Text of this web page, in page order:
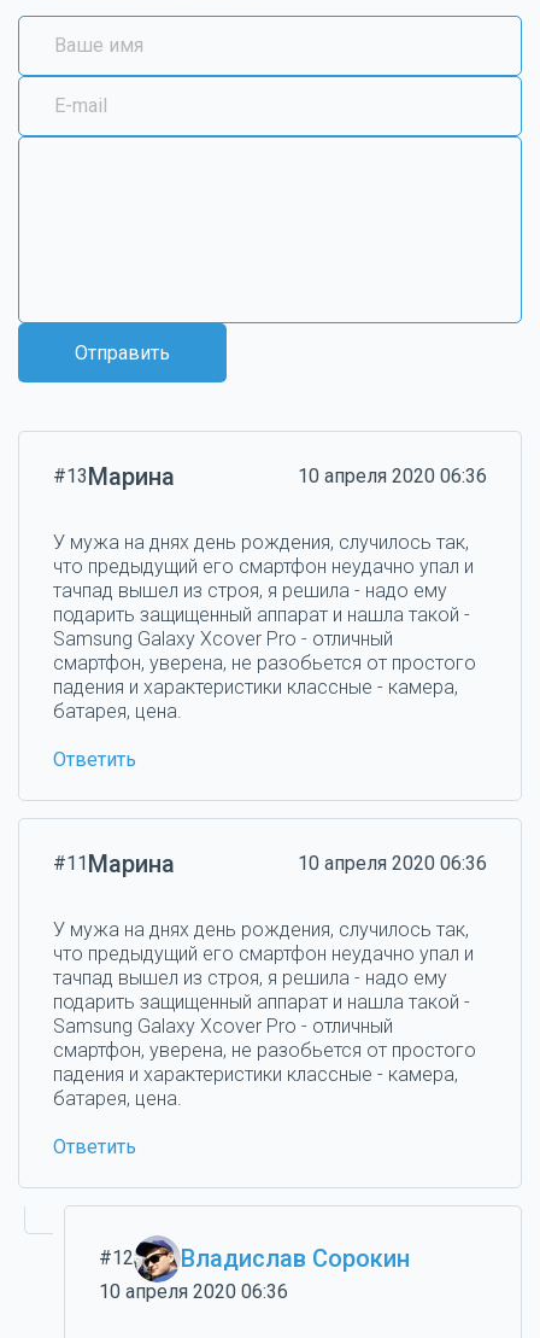
Отправить
#13Марина 10 апреля 2020 06:36
У мужа на днях день рождения, случилось так,
что предыдущий его смартфон неудачно упал и
тачпад вышел из строя, я решила - надо ему
подарить защищенный аппарат и нашла такой -
Samsung Galaxy Xcover Pro - отличный
смартфон, уверена, не разобьется от простого
падения и характеристики классные - камера,
батарея, цена.
Ответить
#11Марина 10 апреля 2020 06:36
У мужа на днях день рождения, случилось так,
что предыдущий его смартфон неудачно упал и
тачпад вышел из строя, я решила - надо ему
подарить защищенный аппарат и нашла такой -
Samsung Galaxy Xcover Pro - отличный
смартфон, уверена, не разобьется от простого
падения и характеристики классные - камера,
батарея, цена.
Ответить
#12 Владислав Сорокин
10 апреля 2020 06:36